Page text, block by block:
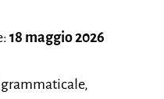
18 maggio 2026